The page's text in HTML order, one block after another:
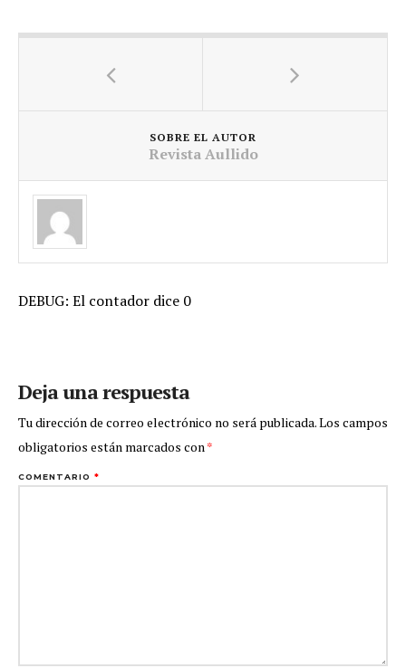
SOBRE EL AUTOR
Revista Aullido
DEBUG: El contador dice 0
Deja una respuesta
Tu dirección de correo electrónico no será publicada.Los campos
obligatorios están marcados con*
COMENTARIO *